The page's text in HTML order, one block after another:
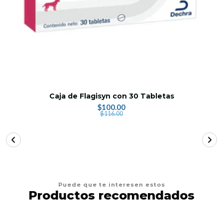
Caja de Flagisyn con 30 Tabletas
$100.00
$116.00
Puede que te interesen estos
Productos recomendados